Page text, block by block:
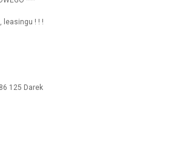
leasingu ! ! !
125 Darek